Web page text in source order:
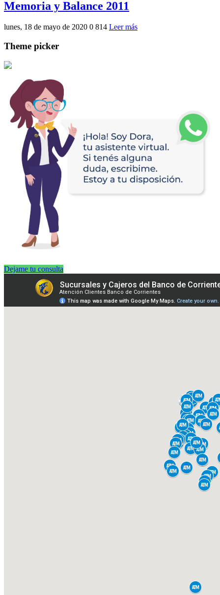
Memoria y Balance 2011
lunes, 18 de mayo de 2020 0 814 Leer más
Theme picker
Dejame tu consulta